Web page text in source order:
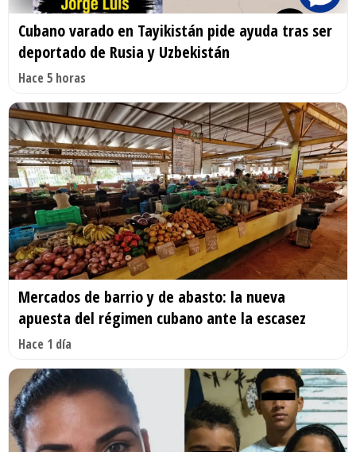
Cubano varado en Tayikistán pide ayuda tras ser
deportado de Rusia y Uzbekistán
Hace 5 horas
Mercados de barrio y de abasto: la nueva
apuesta del régimen cubano ante la escasez
Hace 1 día